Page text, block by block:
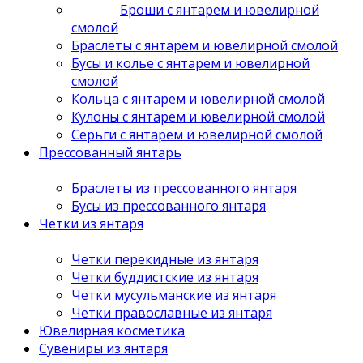
Броши с янтарем и ювелирной
смолой
Браслеты с янтарем и ювелирной смолой
Бусы и колье с янтарем и ювелирной
смолой
Кольца с янтарем и ювелирной смолой
Кулоны с янтарем и ювелирной смолой
Серьги с янтарем и ювелирной смолой
Прессованный янтарь
Браслеты из прессованного янтаря
Бусы из прессованного янтаря
Четки из янтаря
Четки перекидные из янтаря
Четки буддистские из янтаря
Четки мусульманские из янтаря
Четки православные из янтаря
Ювелирная косметика
Сувениры из янтаря